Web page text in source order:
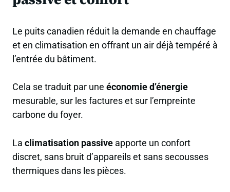
Le puits canadien réduit la demande en chauffage
et en climatisation en offrant un air déjà tempéré à
l’entrée du bâtiment.
Cela se traduit par une économie d’énergie
mesurable, sur les factures et sur l’empreinte
carbone du foyer.
La climatisation passive apporte un confort
discret, sans bruit d’appareils et sans secousses
thermiques dans les pièces.